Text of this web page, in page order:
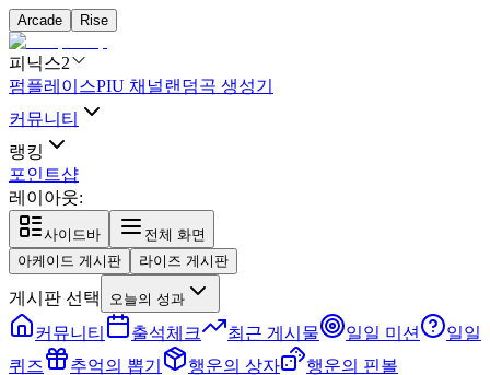
Arcade Rise
피닉스2
펌플레이스PIU 채널랜덤곡 생성기
커뮤니티
랭킹
포인트샵
레이아웃:
사이드바
전체 화면
아케이드 게시판
라이즈 게시판
게시판 선택 오늘의 성과
커뮤니티 출석체크 최근 게시물 일일 미션
일일
퀴즈
추억의 뽑기 행운의 상자 행운의 핀볼